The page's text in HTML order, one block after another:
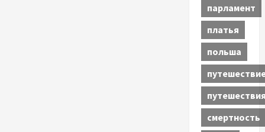
парламент
платья
польша
смертность